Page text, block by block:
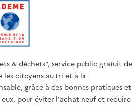
& déchets", service public gratuit de
les citoyens au tri et à la
grâce à des bonnes pratiques et
eux, pour éviter l'achat neuf et réduire